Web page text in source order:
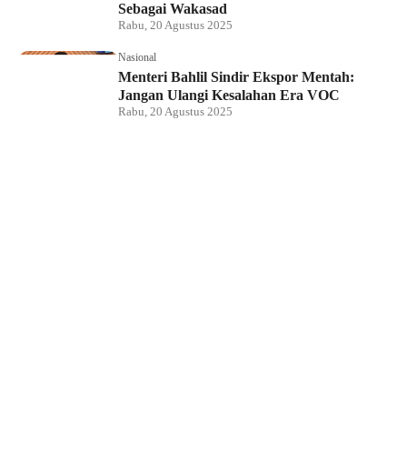
Sebagai Wakasad
Rabu, 20 Agustus 2025
Nasional
Menteri Bahlil Sindir Ekspor Mentah:
Jangan Ulangi Kesalahan Era VOC
Rabu, 20 Agustus 2025